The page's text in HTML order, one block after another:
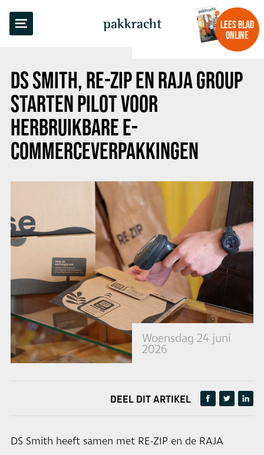
pakkracht
LEES BLAD
ONLINE
DS SMITH, RE-ZIP EN RAJA GROUP
STARTEN PILOT VOOR
HERBRUIKBARE E-
COMMERCEVERPAKKINGEN
Woensdag 24 juni
2026
TERUG NAAR OVERZICHT
DEEL DIT ARTIKEL
DS Smith heeft samen met RE-ZIP en de RAJA